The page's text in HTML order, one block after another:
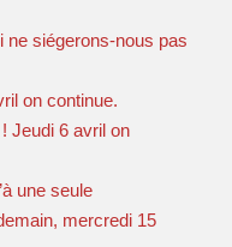
ne siégerons-nous pas
on continue.
Jeudi 6 avril on
une seule
mercredi 15